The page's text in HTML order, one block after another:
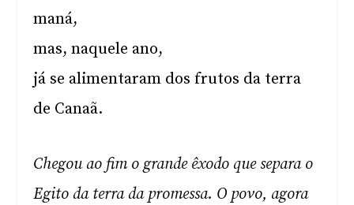
maná,
mas, naquele ano,
já se alimentaram dos frutos da terra
de Canaã.
Chegou ao fim o grande êxodo que separa o
Egito da terra da promessa. O povo, agora